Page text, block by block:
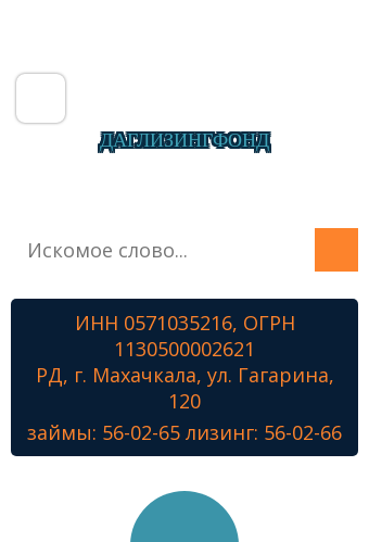
ДАГЛИЗИНГФОНД
О фонде
Лизинг
Наши проекты
Знамя Победы
ИНН 0571035216, ОГРН
1130500002621
РД, г. Махачкала, ул. Гагарина,
120
займы: 56-02-65 лизинг: 56-02-66